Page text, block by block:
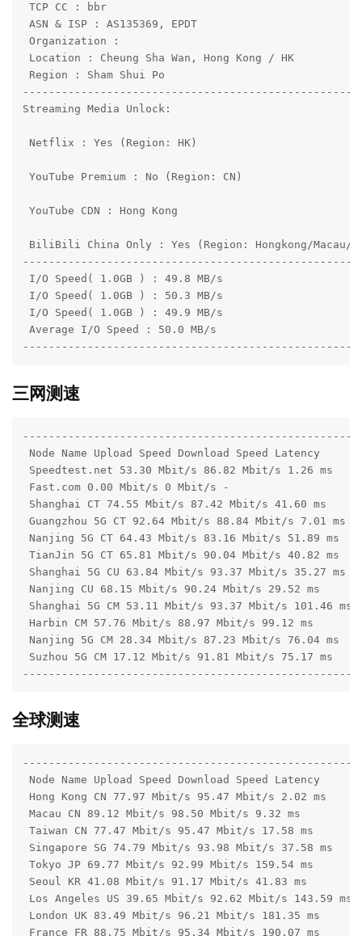
TCP CC : bbr
ASN & ISP : AS135369, EPDT
Organization :
Location : Cheung Sha Wan, Hong Kong / HK
Region : Sham Shui Po
Streaming Media Unlock:
Netflix : Yes (Region: HK)
YouTube Premium : No (Region: CN)
YouTube CDN : Hong Kong
BiliBili China Only : Yes (Region: Hongkong/Macau/
I/O Speed( 1.0GB ) : 49.8 MB/s
I/O Speed( 1.0GB ) : 50.3 MB/s
I/O Speed( 1.0GB ) : 49.9 MB/s
Average I/O Speed : 50.0 MB/s
三网测速
Node Name Upload Speed Download Speed Latency
Speedtest.net 53.30 Mbit/s 86.82 Mbit/s 1.26 ms
Fast.com 0.00 Mbit/s 0 Mbit/s -
Shanghai CT 74.55 Mbit/s 87.42 Mbit/s 41.60 ms
Guangzhou 5G CT 92.64 Mbit/s 88.84 Mbit/s 7.01 ms
Nanjing 5G CT 64.43 Mbit/s 83.16 Mbit/s 51.89 ms
TianJin 5G CT 65.81 Mbit/s 90.04 Mbit/s 40.82 ms
Shanghai 5G CU 63.84 Mbit/s 93.37 Mbit/s 35.27 ms
Nanjing CU 68.15 Mbit/s 90.24 Mbit/s 29.52 ms
Shanghai 5G CM 53.11 Mbit/s 93.37 Mbit/s 101.46 ms
Harbin CM 57.76 Mbit/s 88.97 Mbit/s 99.12 ms
Nanjing 5G CM 28.34 Mbit/s 87.23 Mbit/s 76.04 ms
Suzhou 5G CM 17.12 Mbit/s 91.81 Mbit/s 75.17 ms
全球测速
Node Name Upload Speed Download Speed Latency
Hong Kong CN 77.97 Mbit/s 95.47 Mbit/s 2.02 ms
Macau CN 89.12 Mbit/s 98.50 Mbit/s 9.32 ms
Taiwan CN 77.47 Mbit/s 95.47 Mbit/s 17.58 ms
Singapore SG 74.79 Mbit/s 93.98 Mbit/s 37.58 ms
Tokyo JP 69.77 Mbit/s 92.99 Mbit/s 159.54 ms
Seoul KR 41.08 Mbit/s 91.17 Mbit/s 41.83 ms
Los Angeles US 39.65 Mbit/s 92.62 Mbit/s 143.59 ms
London UK 83.49 Mbit/s 96.21 Mbit/s 181.35 ms
France FR 88.75 Mbit/s 95.34 Mbit/s 190.07 ms